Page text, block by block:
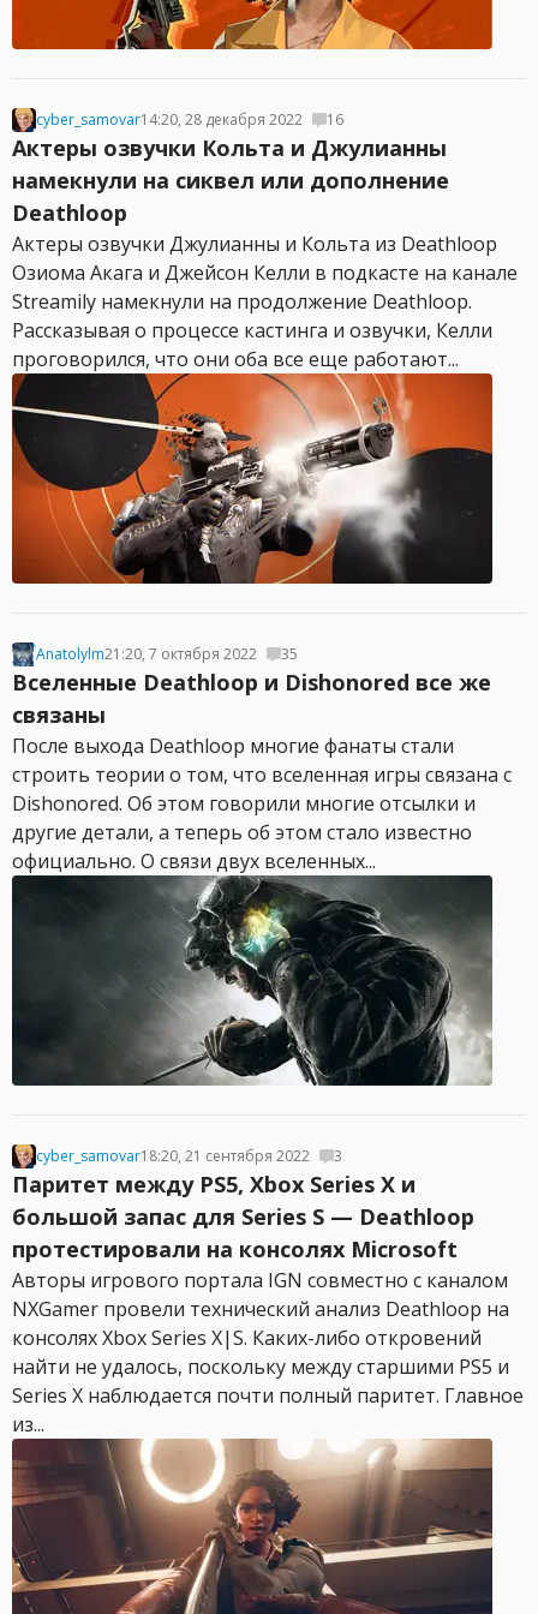
cyber_samovar14:20, 28 декабря 2022 16
Актеры озвучки Кольта и Джулианны
намекнули на сиквел или дополнение
Deathloop
Актеры озвучки Джулианны и Кольта из Deathloop
Озиома Акага и Джейсон Келли в подкасте на канале
Streamily намекнули на продолжение Deathloop.
Рассказывая о процессе кастинга и озвучки, Келли
проговорился, что они оба все еще работают...
Anatolylm21:20, 7 октября 2022 35
Вселенные Deathloop и Dishonored все же
связаны
После выхода Deathloop многие фанаты стали
строить теории о том, что вселенная игры связана с
Dishonored. Об этом говорили многие отсылки и
другие детали, а теперь об этом стало известно
официально. О связи двух вселенных...
cyber_samovar18:20, 21 сентября 2022 3
Паритет между PS5, Xbox Series X и
большой запас для Series S — Deathloop
протестировали на консолях Microsoft
Авторы игрового портала IGN совместно с каналом
NXGamer провели технический анализ Deathloop на
консолях Xbox Series X|S. Каких-либо откровений
найти не удалось, поскольку между старшими PS5 и
Series X наблюдается почти полный паритет. Главное
из...